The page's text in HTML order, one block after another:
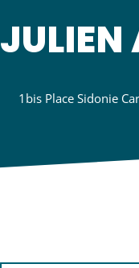
JULIEN
1bis Place Sidonie